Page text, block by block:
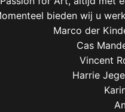
bieden wij u
Marco der
Cas
Vincent
Harrie